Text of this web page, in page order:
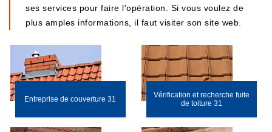
ses services pour faire l'opération. Si vous voulez de
plus amples informations, il faut visiter son site web.
Entreprise de couverture 31
Vérification et recherche fuite
de toiture 31